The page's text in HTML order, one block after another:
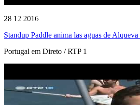
28 12 2016
Standup Paddle anima las aguas de Alqueva
Portugal em Direto / RTP 1